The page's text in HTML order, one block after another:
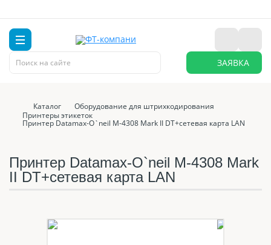
ЗАЯВКА
Каталог
Оборудование для штрихкодирования
Принтеры этикеток
Принтер Datamax-O`neil M-4308 Mark II DT+сетевая карта LAN
Принтер Datamax-O`neil M-4308 Mark
II DT+сетевая карта LAN